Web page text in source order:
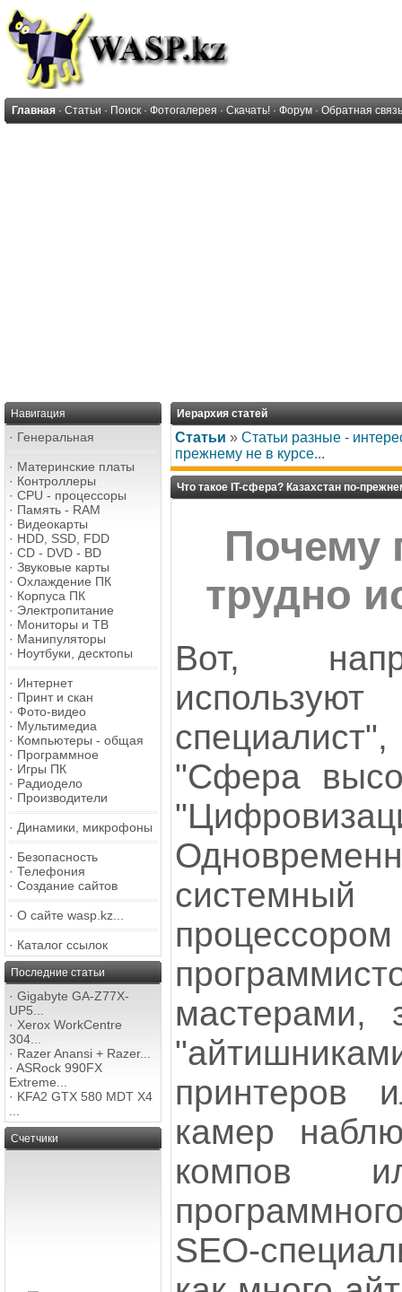
Главная · Статьи · Поиск · Фотогалерея · Скачать! · Форум · Обратная связь
Навигация
· Генеральная
· Материнские платы
· Контроллеры
· CPU - процессоры
· Память - RAM
· Видеокарты
· HDD, SSD, FDD
· CD - DVD - BD
· Звуковые карты
· Охлаждение ПК
· Корпуса ПК
· Электропитание
· Мониторы и ТВ
· Манипуляторы
· Ноутбуки, десктопы
· Интернет
· Принт и скан
· Фото-видео
· Мультимедиа
· Компьютеры - общая
· Программное
· Игры ПК
· Радиодело
· Производители
· Динамики, микрофоны
· Безопасность
· Телефония
· Создание сайтов
· О сайте wasp.kz...
· Каталог ссылок
Последние статьи
· Gigabyte GA-Z77X-
UP5...
· Xerox WorkCentre
304...
· Razer Anansi + Razer...
· ASRock 990FX
Extreme...
· KFA2 GTX 580 MDT X4
Счетчики
Иерархия статей
Статьи » Статьи разные -
прежнему не в курсе...
Что такое IT-сфера? Казахстан по-
Почему
трудно
Вот,
"Сфера
мастерами,
принтеров
камер
компов
SEO-